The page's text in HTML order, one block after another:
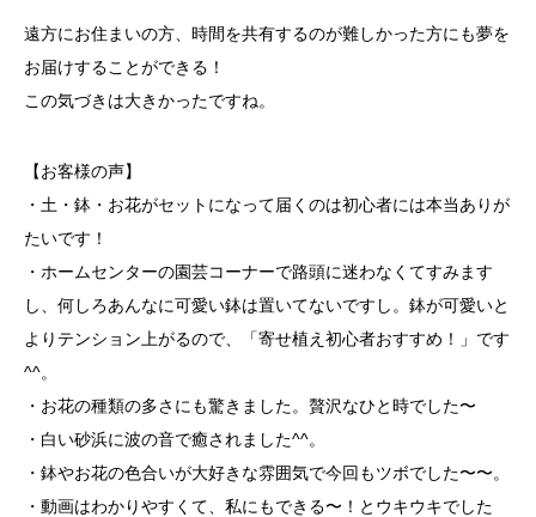
遠方にお住まいの方、時間を共有するのが難しかった方にも夢を
お届けすることができる！
この気づきは大きかったですね。
【お客様の声】
・土・鉢・お花がセットになって届くのは初心者には本当ありが
たいです！
・ホームセンターの園芸コーナーで路頭に迷わなくてすみます
し、何しろあんなに可愛い鉢は置いてないですし。鉢が可愛いと
よりテンション上がるので、「寄せ植え初心者おすすめ！」です
^^。
・お花の種類の多さにも驚きました。贅沢なひと時でした〜
・白い砂浜に波の音で癒されました^^。
・鉢やお花の色合いが大好きな雰囲気で今回もツボでした〜〜。
・動画はわかりやすくて、私にもできる〜！とウキウキでした